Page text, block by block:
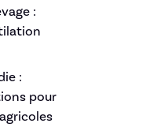
:
:
pour